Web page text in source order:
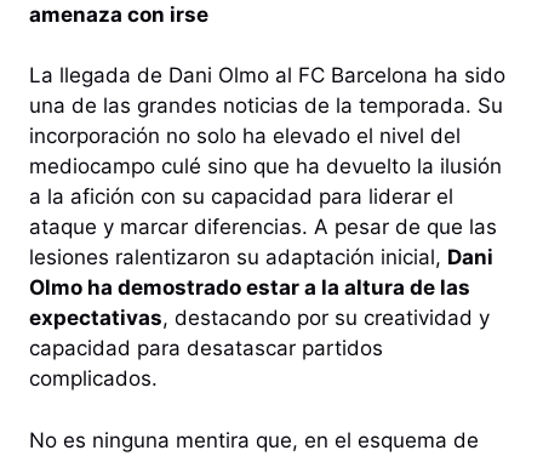
amenaza con irse
La llegada de Dani Olmo al FC Barcelona ha sido
una de las grandes noticias de la temporada. Su
incorporación no solo ha elevado el nivel del
mediocampo culé sino que ha devuelto la ilusión
a la afición con su capacidad para liderar el
ataque y marcar diferencias. A pesar de que las
lesiones ralentizaron su adaptación inicial, Dani
Olmo ha demostrado estar a la altura de las
expectativas, destacando por su creatividad y
capacidad para desatascar partidos
complicados.
No es ninguna mentira que, en el esquema de